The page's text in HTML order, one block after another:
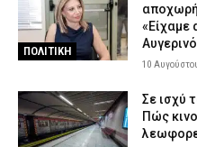
ΠΟΛΙΤΙΚΗ
«Είχαμε
10
Σε ισχύ
Πώς